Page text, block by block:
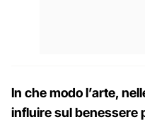
In che modo l’arte,
influire sul benessere